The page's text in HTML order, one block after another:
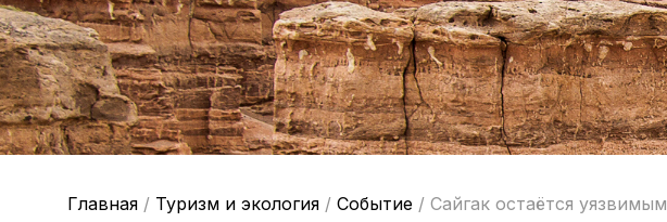
Главная / Туризм и экология / Событие / Сайгак остаётся уязвимым